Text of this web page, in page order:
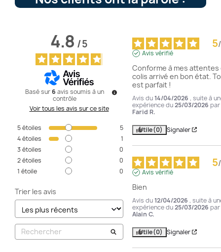
4.8/5
Basé sur6 avis soumis à un
contrôle
Voir tous les avis sur ce site
5étoiles
5
4étoiles
1
3 étoiles
0
2étoiles
0
1 étoile 0
Trier les avis
5/
Avis vérifié
Conforme à mes attentes
colis arrivé en bon état.
est parfait !
Avis du14/04/2026 , suite à
expérience du25/03/2026 par
Farid R.
Utile(0) Signaler
5/
Avis vérifié
Bien
Avis du12/04/2026 , suite à
expérience du25/03/2026 par
Alain C.
Utile(0) Signaler